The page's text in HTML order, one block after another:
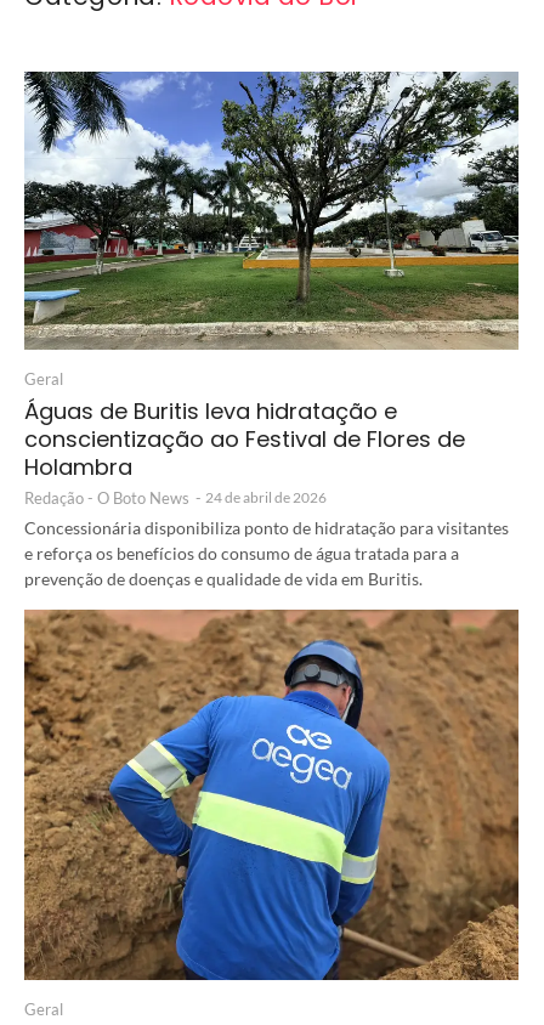
Geral
Águas de Buritis leva hidratação e
conscientização ao Festival de Flores de
Holambra
Redação - O Boto News - 24 de abril de 2026
Concessionária disponibiliza ponto de hidratação para visitantes
e reforça os benefícios do consumo de água tratada para a
prevenção de doenças e qualidade de vida em Buritis.
Geral